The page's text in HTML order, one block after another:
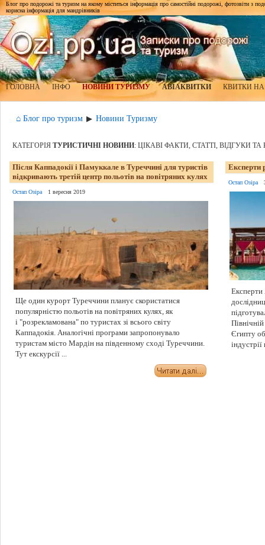
Блог про подорожі та туризм на якому міститься інформація про самостійні подорожі, фотозвіти з
корисна інформація для мандрівників
ГОЛОВНА ІНФО НОВИНИ ТУРИЗМУ АВІАКВИТКИ КВИТКИ
⌂ Блог про туризм ▶ Новини Туризму
КАТЕГОРІЯ ТУРИСТИЧНІ НОВИНИ: ЦІКАВІ ФАКТИ, СТАТТІ, ВІДГУКИ
Після Каппадокії і Памуккале в Туреччині для туристів
відкривають третій центр польотів на повітряних кулях
Остап Озіра 1 вересня 2019
Ще один курорт Туреччини планує скористатися
популярністю польотів на повітряних кулях, як
і "розрекламована" по туристах зі всього світу
Каппадокія. Аналогічні програми запропонувало
туристам місто Мардін на південному сході Туреччини.
Тут екскурсії ...
Експерти
Остап Озіра
Експерти
Єгипту